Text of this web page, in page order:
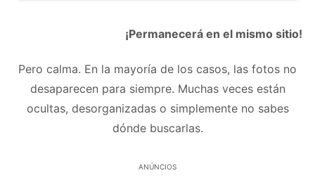
¡Permanecerá en el mismo sitio!
Pero calma. En la mayoría de los casos, las fotos no
desaparecen para siempre. Muchas veces están
ocultas, desorganizadas o simplemente no sabes
dónde buscarlas.
ANÚNCIOS